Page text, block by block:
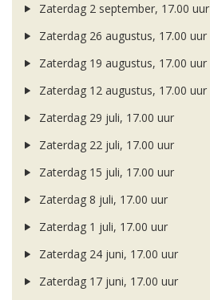
Zaterdag 2 september, 17.00 uur
Zaterdag 26 augustus, 17.00 uur
Zaterdag 19 augustus, 17.00 uur
Zaterdag 12 augustus, 17.00 uur
Zaterdag 29 juli, 17.00 uur
Zaterdag 22 juli, 17.00 uur
Zaterdag 15 juli, 17.00 uur
Zaterdag 8 juli, 17.00 uur
Zaterdag 1 juli, 17.00 uur
Zaterdag 24 juni, 17.00 uur
Zaterdag 17 juni, 17.00 uur